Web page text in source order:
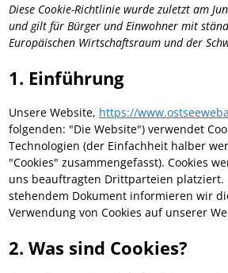
Diese Cookie-Richtlinie wurde zuletzt am
und gilt für Bürger und Einwohner mit
Europäischen Wirtschaftsraum und der
1. Einführung
Unsere Website, https://
folgenden: "Die Website") verwendet
Technologien (der Einfachheit halber
"Cookies" zusammengefasst). Cookies
uns beauftragten Drittparteien platziert.
stehendem Dokument informieren wir
Verwendung von Cookies auf unserer
2. Was sind Cookies?